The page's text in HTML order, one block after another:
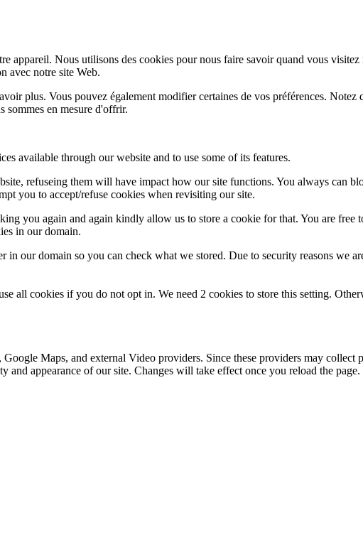
appareil. Nous utilisons des cookies pour nous faire savoir quand vous
avec notre site Web.
plus. Vous pouvez également modifier certaines de vos préférences.
sommes en mesure d'offrir.
available through our website and to use some of its features.
refuseing them will have impact how our site functions. You always can
you to accept/refuse cookies when revisiting our site.
you again and again kindly allow us to store a cookie for that. You are free
in our domain.
our domain so you can check what we stored. Due to security reasons we
all cookies if you do not opt in. We need 2 cookies to store this setting.
Maps, and external Video providers. Since these providers may
and appearance of our site. Changes will take effect once you reload the page.